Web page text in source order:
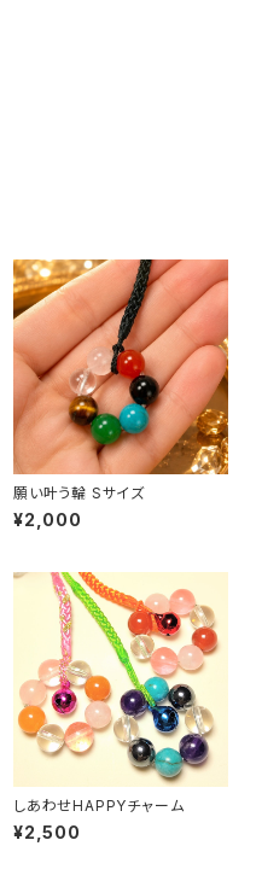
願い叶う輪 Sサイズ
¥2,000
しあわせHAPPYチャーム
¥2,500